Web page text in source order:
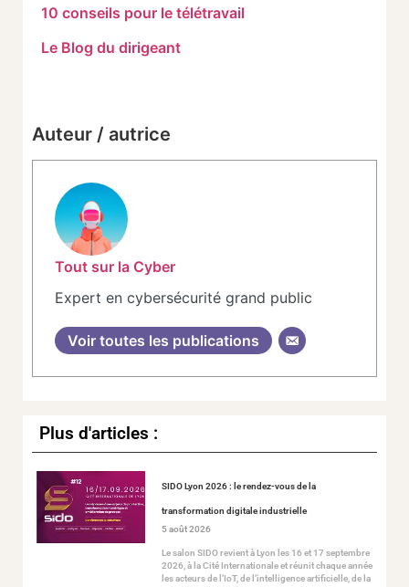
10 conseils pour le télétravail
Le Blog du dirigeant
Auteur / autrice
Tout sur la Cyber
Expert en cybersécurité grand public
Voir toutes les publications
Plus d'articles :
SIDO Lyon 2026 : le rendez-vous de la
transformation digitale industrielle
5 août 2026
Le salon SIDO revient à Lyon les 16 et 17 septembre
2026, à la Cité Internationale et réunit chaque année
les acteurs de l’IoT, de l’intelligence artificielle, de la